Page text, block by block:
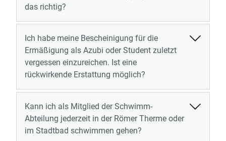
das richtig?
Ich habe meine Bescheinigung für die
Ermäßigung als Azubi oder Student zuletzt
vergessen einzureichen. Ist eine
rückwirkende Erstattung möglich?
Kann ich als Mitglied der Schwimm-
Abteilung jederzeit in der Römer Therme oder
im Stadtbad schwimmen gehen?